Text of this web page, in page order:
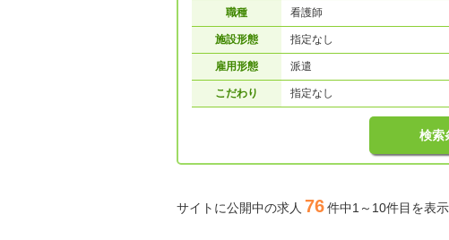
職種 看護師
施設形態 指定なし
雇用形態 派遣
こだわり 指定なし
検索
サイトに公開中の求人 76件中1～10件目を表示